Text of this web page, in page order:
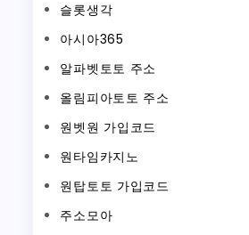
슬롯생각
아시아365
알파벳토토 주소
올림피아토토 주소
원벳원 가입코드
원타임카지노
원탑토토 가입코드
주소모아